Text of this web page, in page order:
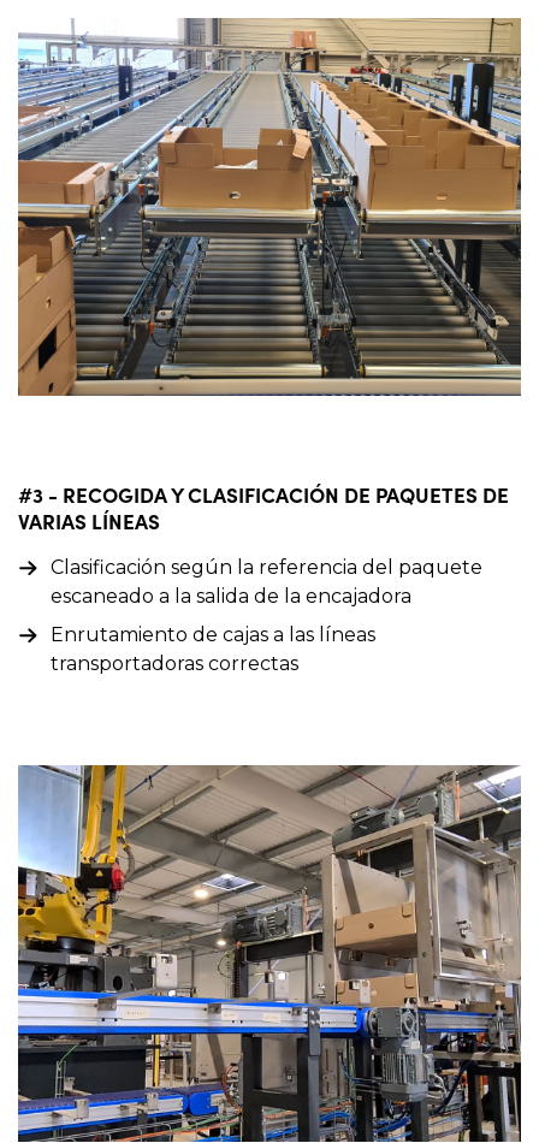
#3 - RECOGIDA Y CLASIFICACIÓN DE PAQUETES DE
VARIAS LÍNEAS
Clasificación según la referencia del paquete
escaneado a la salida de la encajadora
Enrutamiento de cajas a las líneas
transportadoras correctas